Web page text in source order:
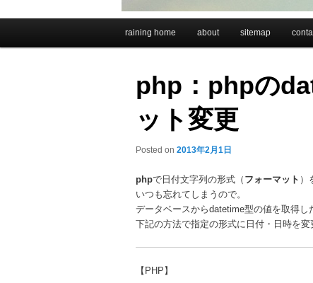
メインメニュー
メインコンテンツへ移動
サブコンテンツへ移動
raining home about sitemap
php：phpの
ット変更
Posted on 2013年2月1日
phpで日付文字列の形式（ フォーマット ）
いつも忘れてしまうので。
データベースからdatetime型の値を取得し
下記の方法で指定の形式に日付・日時を変
【PHP】